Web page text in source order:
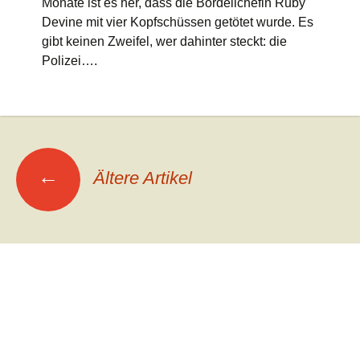
Monate ist es her, dass die Bordellchefin Ruby
Devine mit vier Kopfschüssen getötet wurde. Es
gibt keinen Zweifel, wer dahinter steckt: die
Polizei….
Beitrags-
Navigation
← Ältere Artikel